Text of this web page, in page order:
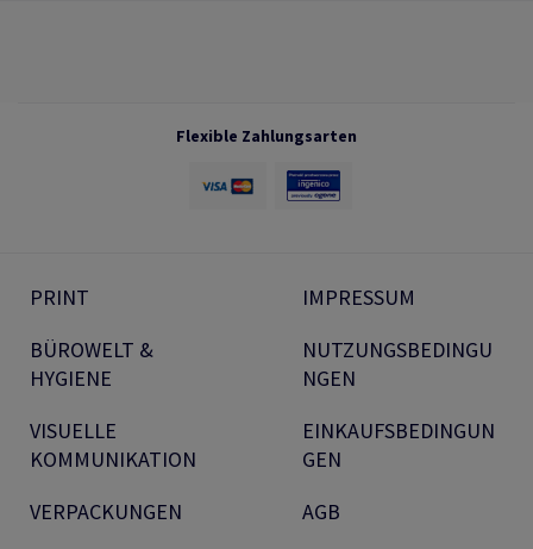
Flexible Zahlungsarten
PRINT
BÜROWELT &
HYGIENE
VISUELLE
KOMMUNIKATION
VERPACKUNGEN
IMPRESSUM
NUTZUNGSBEDINGU
NGEN
EINKAUFSBEDINGUN
GEN
AGB